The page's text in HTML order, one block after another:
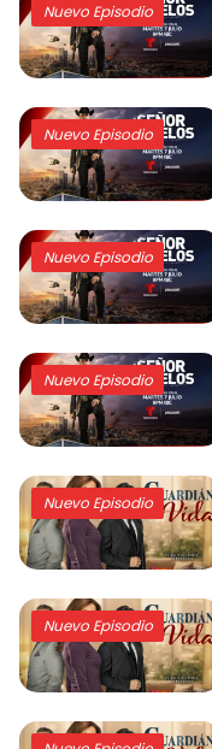
Nuevo Episodio
Nuevo Episodio
Nuevo Episodio
Nuevo Episodio
Nuevo Episodio
Nuevo Episodio